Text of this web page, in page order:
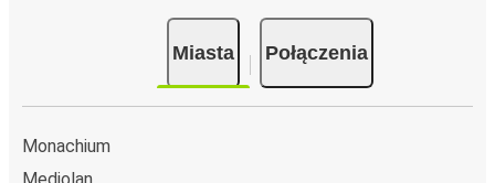
Miasta Połączenia
Monachium
Mediolan